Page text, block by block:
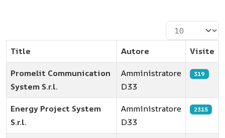
Visualizza #
Title Autore
Visite
Promelit Communication
System S.r.l.
Amministratore
D33
319
Energy Project System
S.r.l.
Amministratore
D33
2315